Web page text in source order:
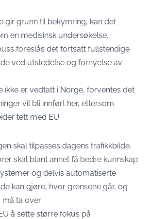
gir grunn til bekymring, kan det
en medisinsk undersøkelse.
foreslås det fortsatt fullstendige
ved utstedelse og fornyelse av
ikke er vedtatt i Norge, forventes det
vil bli innført her, ettersom
tett med EU.
skal tilpasses dagens trafikkbilde.
skal blant annet få bedre kunnskap
og delvis automatiserte
kan gjøre, hvor grensene går, og
ta over.
å sette større fokus på